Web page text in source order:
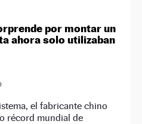
por montar un
ahora solo utilizaban
el fabricante chino
récord mundial de